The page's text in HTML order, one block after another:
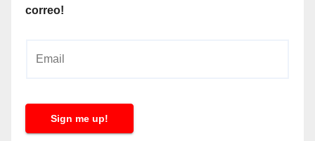
correo!
l
Sign me up!